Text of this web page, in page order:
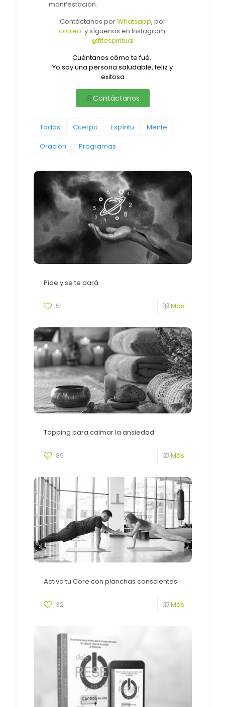
manifestación.
Contáctanos porWhatsapp, por
correo y síguenos en Instagram:
@fitespiritual
Cuéntanos cómo te fué.
Yo soy una persona saludable, feliz y
exitosa
Contáctanos
Todos Cuerpo Espíritu Mente
Oración Programas
Pide y se te dará
51 Más
Tapping para calmar la ansiedad
89 Más
Activa tu Core con planchas conscientes
32 Más